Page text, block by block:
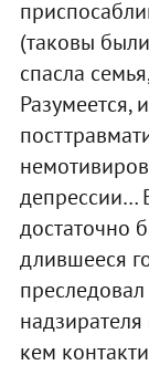
(таковы
спасла
Разумеется,
депрессии…
достаточно
длившееся
кем